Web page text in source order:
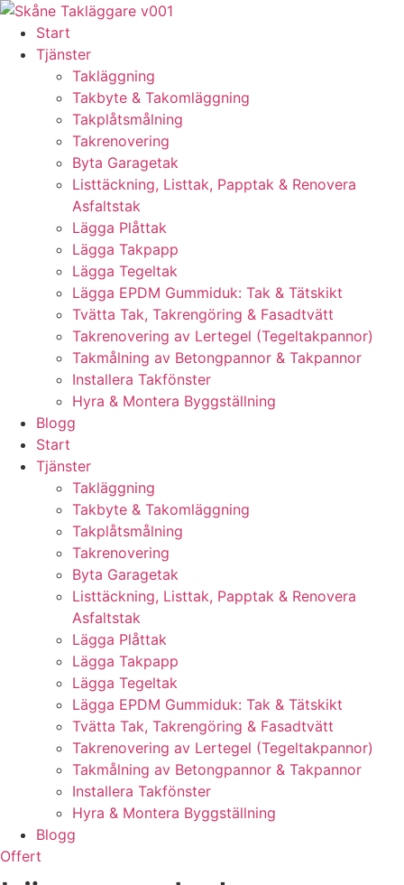
Skip
content
Start
Tjänster
Takläggning
Takbyte & Takomläggning
Takplåtsmålning
Takrenovering
Byta Garagetak
Listtäckning, Listtak, Papptak & Renovera
Asfaltstak
Lägga Plåttak
Lägga Takpapp
Lägga Tegeltak
Lägga EPDM Gummiduk: Tak & Tätskikt
Tvätta Tak, Takrengöring & Fasadtvätt
Takrenovering av Lertegel (Tegeltakpannor)
Takmålning av Betongpannor & Takpannor
Installera Takfönster
Hyra & Montera Byggställning
Blogg
Start
Tjänster
Takläggning
Takbyte & Takomläggning
Takplåtsmålning
Takrenovering
Byta Garagetak
Listtäckning, Listtak, Papptak & Renovera
Asfaltstak
Lägga Plåttak
Lägga Takpapp
Lägga Tegeltak
Lägga EPDM Gummiduk: Tak & Tätskikt
Tvätta Tak, Takrengöring & Fasadtvätt
Takrenovering av Lertegel (Tegeltakpannor)
Takmålning av Betongpannor & Takpannor
Installera Takfönster
Hyra & Montera Byggställning
Blogg
Offert